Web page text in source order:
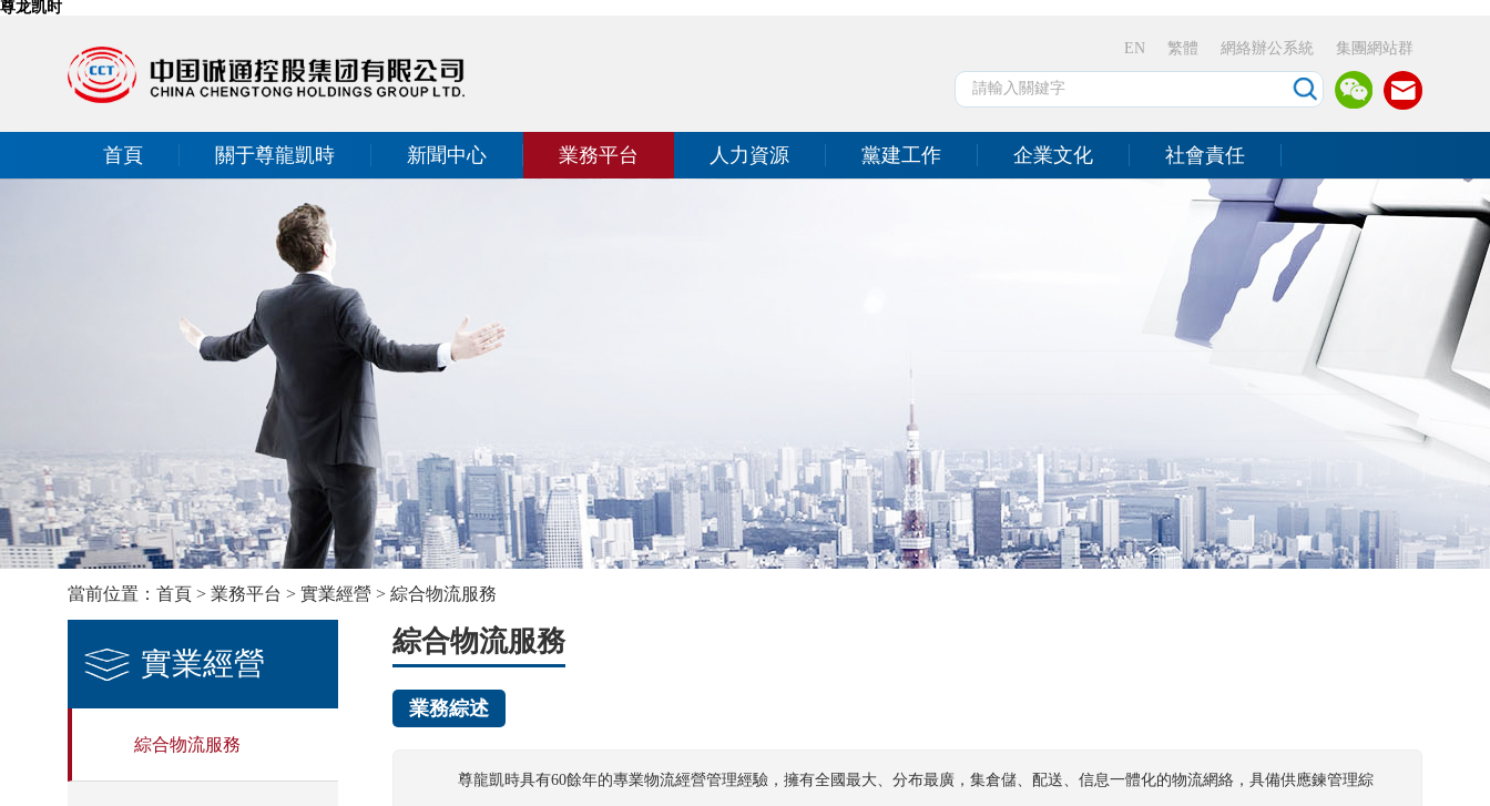
尊龙凯时
EN 繁體 網絡辦公系統 集團網站群
首頁 關于尊龍凱時 新聞中心 業務平台 人力資源 黨建工作 企業文化 社會責任
當前位置： 首頁 > 業務平台 > 實業經營 > 綜合物流服務
實業經營
綜合物流服務
綜合物流服務
業務綜述
尊龍凱時具有60餘年的專業物流經營管理經驗，擁有全國最大、分布最廣，集倉儲、配送、信息一體化的物流網絡，具備供應鍊管理綜